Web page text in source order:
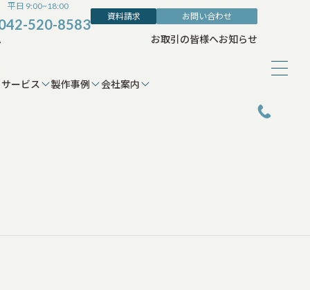
平日 9:00~18:00
520-8583 資料請求 お問い合わせ
サービス 製作事例 会社案内
お取引の皆様へお知らせ